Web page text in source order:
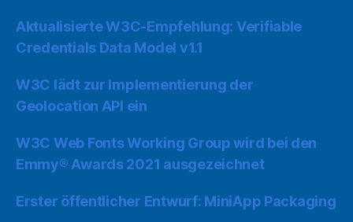
Aktualisierte W3C-Empfehlung: Verifiable
Credentials Data Model v1.1
W3C lädt zur Implementierung der
Geolocation API ein
W3C Web Fonts Working Group wird bei den
Emmy® Awards 2021 ausgezeichnet
Erster öffentlicher Entwurf: MiniApp Packaging